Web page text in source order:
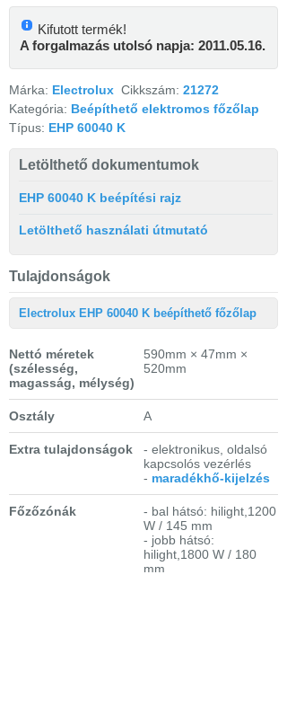
Kifutott termék!
A forgalmazás utolsó napja: 2011.05.16.
Márka: Electrolux Cikkszám: 21272
Kategória: Beépíthető elektromos főzőlap
Típus: EHP 60040 K
Letölthető dokumentumok
EHP 60040 K beépítési rajz
Letölthető használati útmutató
Tulajdonságok
Electrolux EHP 60040 K beépíthető főzőlap
Nettó méretek
(szélesség,
magasság, mélység)
590mm × 47mm ×
520mm
Osztály A
Extra tulajdonságok
- elektronikus, oldalsó
kapcsolós vezérlés
- maradékhő-kijelzés
Főzőzónák
- bal hátsó: hilight,1200
W / 145 mm
- jobb hátsó:
hilight,1800 W / 180
mm